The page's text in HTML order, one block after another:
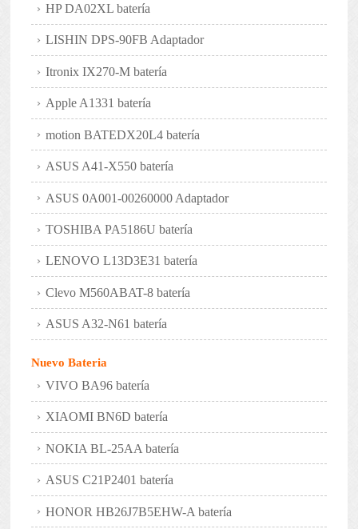
HP DA02XL batería
LISHIN DPS-90FB Adaptador
Itronix IX270-M batería
Apple A1331 batería
motion BATEDX20L4 batería
ASUS A41-X550 batería
ASUS 0A001-00260000 Adaptador
TOSHIBA PA5186U batería
LENOVO L13D3E31 batería
Clevo M560ABAT-8 batería
ASUS A32-N61 batería
Nuevo Bateria
VIVO BA96 batería
XIAOMI BN6D batería
NOKIA BL-25AA batería
ASUS C21P2401 batería
HONOR HB26J7B5EHW-A batería